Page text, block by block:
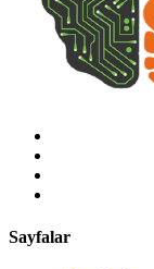
Sayfalar